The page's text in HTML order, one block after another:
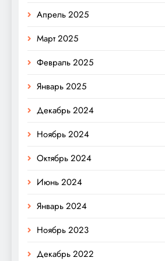
Апрель 2025
Март 2025
Февраль 2025
Январь 2025
Декабрь 2024
Ноябрь 2024
Октябрь 2024
Июнь 2024
Январь 2024
Ноябрь 2023
Декабрь 2022